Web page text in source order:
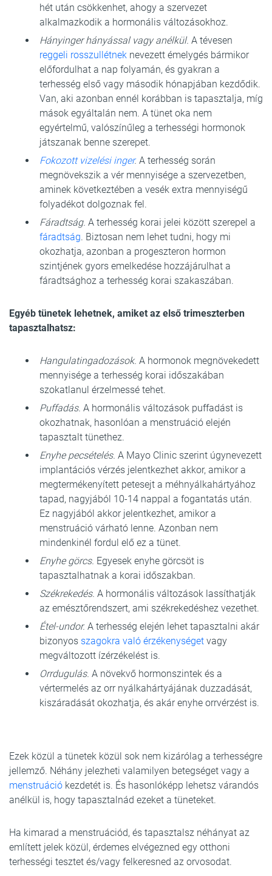
hét után csökkenhet, ahogy a szervezet
alkalmazkodik a hormonális változásokhoz.
Hányinger hányással vagy anélkül. A tévesen
reggeli rosszullétnek nevezett émelygés bármikor
előfordulhat a nap folyamán, és gyakran a
terhesség első vagy második hónapjában kezdődik.
Van, aki azonban ennél korábban is tapasztalja, míg
mások egyáltalán nem. A tünet oka nem
egyértelmű, valószínűleg a terhességi hormonok
játszanak benne szerepet.
Fokozott vizelési inger. A terhesség során
megnövekszik a vér mennyisége a szervezetben,
aminek következtében a vesék extra mennyiségű
folyadékot dolgoznak fel.
Fáradtság. A terhesség korai jelei között szerepel a
fáradtság. Biztosan nem lehet tudni, hogy mi
okozhatja, azonban a progeszteron hormon
szintjének gyors emelkedése hozzájárulhat a
fáradtsághoz a terhesség korai szakaszában.
Egyéb tünetek lehetnek, amiket az első trimeszterben
tapasztalhatsz:
Hangulatingadozások. A hormonok megnövekedett
mennyisége a terhesség korai időszakában
szokatlanul érzelmessé tehet.
Puffadás. A hormonális változások puffadást is
okozhatnak, hasonlóan a menstruáció elején
tapasztalt tünethez.
Enyhe pecsételés. A Mayo Clinic szerint úgynevezett
implantációs vérzés jelentkezhet akkor, amikor a
megtermékenyített petesejt a méhnyálkahártyához
tapad, nagyjából 10-14 nappal a fogantatás után.
Ez nagyjából akkor jelentkezhet, amikor a
menstruáció várható lenne. Azonban nem
mindenkinél fordul elő ez a tünet.
Enyhe görcs. Egyesek enyhe görcsöt is
tapasztalhatnak a korai időszakban.
Székrekedés. A hormonális változások lassíthatják
az emésztőrendszert, ami székrekedéshez vezethet.
Étel-undor. A terhesség elején lehet tapasztalni akár
bizonyos szagokra való érzékenységet vagy
megváltozott ízérzékelést is.
Orrdugulás. A növekvő hormonszintek és a
vértermelés az orr nyálkahártyájának duzzadását,
kiszáradását okozhatja, és akár enyhe orrvérzést is.
Ezek közül a tünetek közül sok nem kizárólag a terhességre
jellemző. Néhány jelezheti valamilyen betegséget vagy a
menstruáció kezdetét is. És hasonlóképp lehetsz várandós
anélkül is, hogy tapasztalnád ezeket a tüneteket.
Ha kimarad a menstruációd, és tapasztalsz néhányat az
említett jelek közül, érdemes elvégezned egy otthoni
terhességi tesztet és/vagy felkeresned az orvosodat.